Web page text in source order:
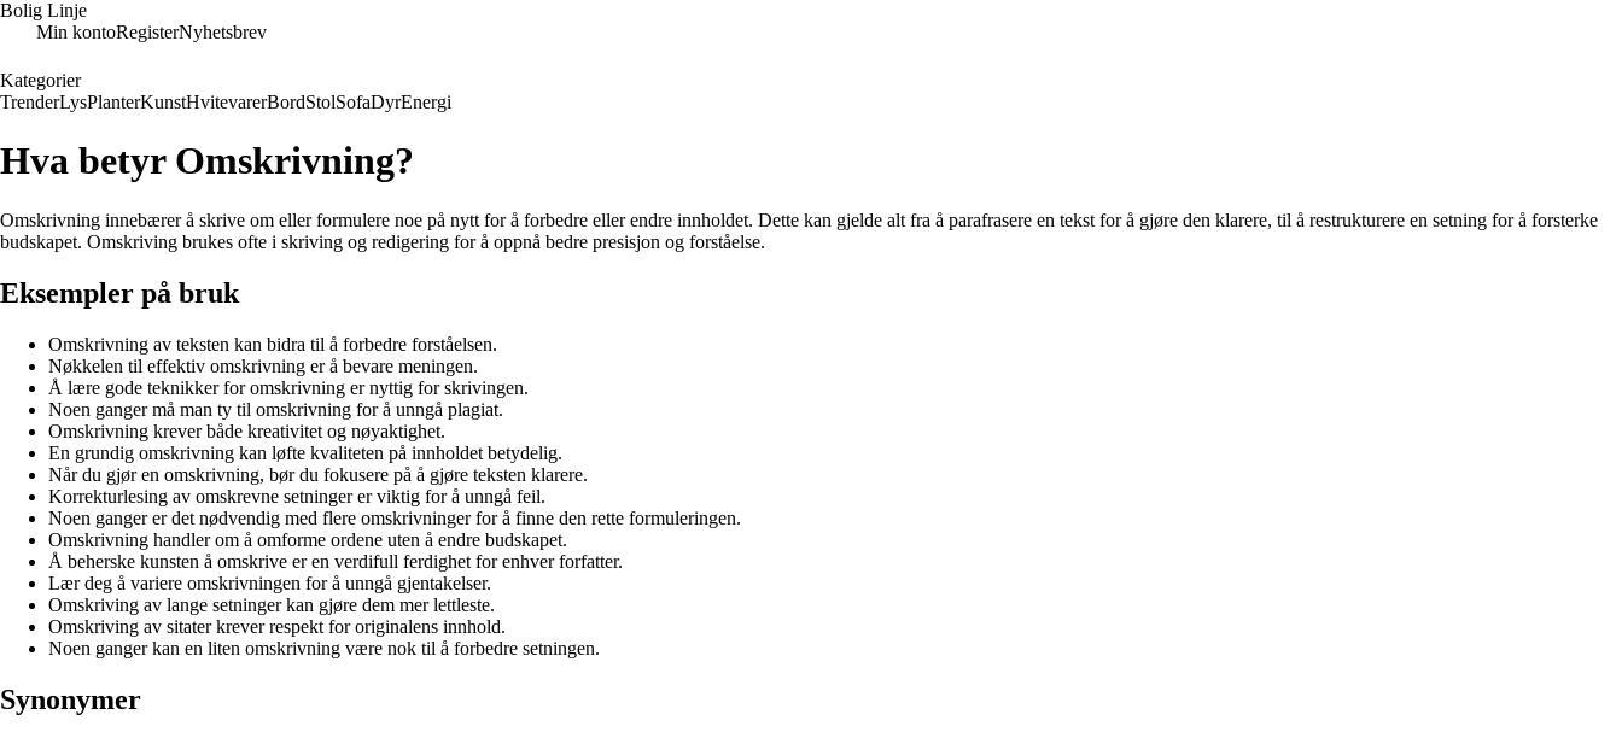
Bolig Linje
Min kontoRegisterNyhetsbrev
Kategorier
TrenderLysPlanterKunstHvitevarerBordStolSofaDyrEnergi
Hva betyr Omskrivning?
Omskrivning innebærer å skrive om eller formulere noe på nytt for å forbedre eller endre innholdet. Dette kan gjelde alt fra å parafrasere en tekst for å gjøre den klarere, til å restrukturere en setning for å forsterke
budskapet. Omskriving brukes ofte i skriving og redigering for å oppnå bedre presisjon og forståelse.
Eksempler på bruk
Omskrivning av teksten kan bidra til å forbedre forståelsen.
Nøkkelen til effektiv omskrivning er å bevare meningen.
Å lære gode teknikker for omskrivning er nyttig for skrivingen.
Noen ganger må man ty til omskrivning for å unngå plagiat.
Omskrivning krever både kreativitet og nøyaktighet.
En grundig omskrivning kan løfte kvaliteten på innholdet betydelig.
Når du gjør en omskrivning, bør du fokusere på å gjøre teksten klarere.
Korrekturlesing av omskrevne setninger er viktig for å unngå feil.
Noen ganger er det nødvendig med flere omskrivninger for å finne den rette formuleringen.
Omskrivning handler om å omforme ordene uten å endre budskapet.
Å beherske kunsten å omskrive er en verdifull ferdighet for enhver forfatter.
Lær deg å variere omskrivningen for å unngå gjentakelser.
Omskriving av lange setninger kan gjøre dem mer lettleste.
Omskriving av sitater krever respekt for originalens innhold.
Noen ganger kan en liten omskrivning være nok til å forbedre setningen.
Synonymer